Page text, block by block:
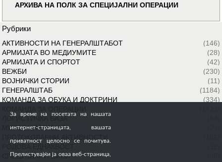
АРХИВА НА ПОЛК ЗА СПЕЦИЈАЛНИ ОПЕРАЦИИ
Рубрики
АКТИВНОСТИ НА ГЕНЕРАЛШТАБОТ
(146)
АРМИЈАТА ВО МЕДИУМИТЕ
(28)
АРМИЈАТА И СПОРТОТ
(42)
ВЕЖБИ
(230)
ВОЈНИЧКИ СТОРИИ
(11)
ГЕНЕРАЛШТАБ
(1184)
КОМАНДА ЗА ОБУКА И ДОКТРИНИ
(334)
ЛОГИСТИЧКА БАЗА
МИРОВНИ МИСИИ
СПЕЦИЈАЛНИ СИЛИ
За време на посетата на нашата
интернет-страницата, вашата
приватност целосно се почитува.
Прелистувајќи ја оваа веб-страница,